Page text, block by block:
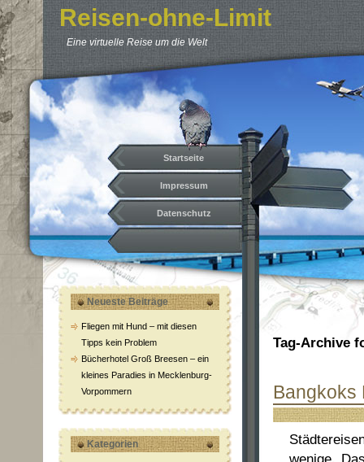
Reisen-ohne-Limit
Eine virtuelle Reise um die Welt
Startseite
Impressum
Datenschutz
Neueste Beiträge
Fliegen mit Hund – mit diesen
Tipps kein Problem
Bücherhotel Groß Breesen – ein
kleines Paradies in Mecklenburg-
Vorpommern
Kategorien
Tag-Archive
Bangkoks